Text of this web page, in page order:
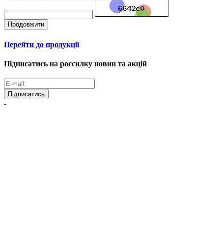
Продовжити
Перейти до продукції
Підписатись на россилку новин та акцій
Підписатись
-